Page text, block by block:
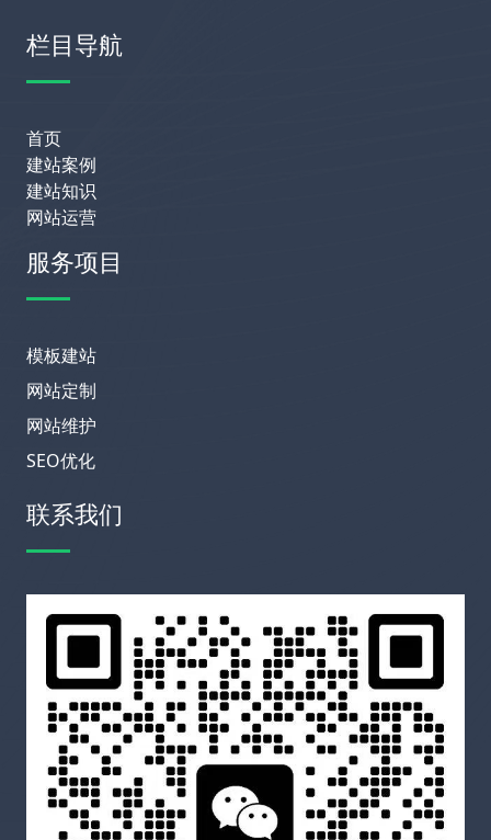
栏目导航
首页
建站案例
建站知识
网站运营
服务项目
模板建站
网站定制
网站维护
SEO优化
联系我们